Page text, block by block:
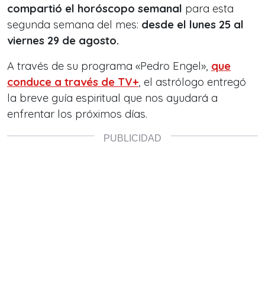
compartió el horóscopo semanal para esta
segunda semana del mes: desde el lunes 25 al
viernes 29 de agosto.
A través de su programa «Pedro Engel», que
conduce a través de TV+, el astrólogo entregó
la breve guía espiritual que nos ayudará a
enfrentar los próximos días.